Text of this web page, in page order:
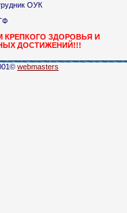
ОУК
КРЕПКОГО ЗДОРОВЬЯ И
ДОСТИЖЕНИЙ!!!
webmasters